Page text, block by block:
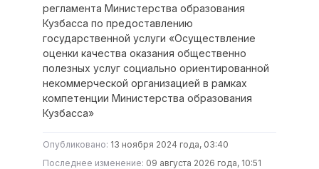
регламента Министерства образования
Кузбасса по предоставлению
государственной услуги «Осуществление
оценки качества оказания общественно
полезных услуг социально ориентированной
некоммерческой организацией в рамках
компетенции Министерства образования
Кузбасса»
Опубликовано: 13 ноября 2024 года, 03:40
Последнее изменение: 09 августа 2026 года, 10:51